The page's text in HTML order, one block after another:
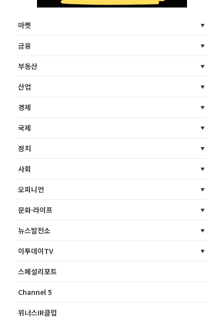
마켓
금융
부동산
산업
경제
국제
정치
사회
오피니언
문화·라이프
뉴스발전소
이투데이TV
스페셜리포트
Channel 5
위너스IR클럽